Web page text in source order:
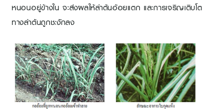
หนอนอยู่ข้างใน จะส่งผลให้ลำต้นอ้อยแตก และการเจริญเติบโต
ทางลำต้นถูกชะงักลง